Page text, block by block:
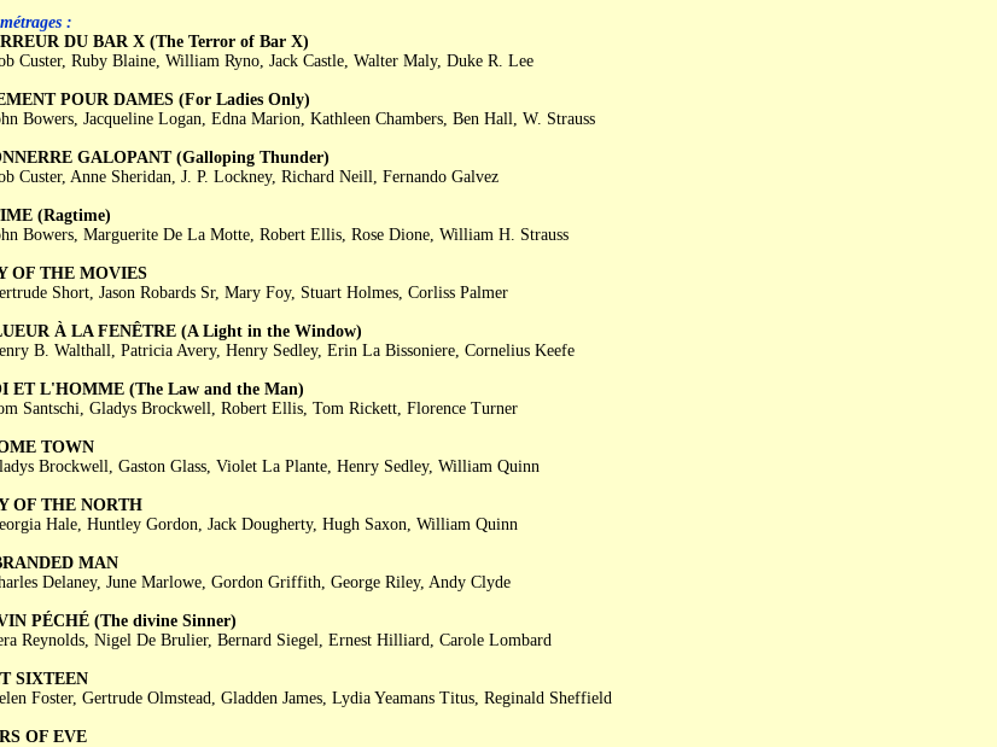
:
DU BAR X (The Terror of Bar X)
Custer, Ruby Blaine, William Ryno, Jack Castle, Walter Maly, Duke R. Lee
POUR DAMES (For Ladies Only)
Bowers, Jacqueline Logan, Edna Marion, Kathleen Chambers, Ben Hall, W. Strauss
GALOPANT (Galloping Thunder)
Custer, Anne Sheridan, J. P. Lockney, Richard Neill, Fernando Galvez
(Ragtime)
Bowers, Marguerite De La Motte, Robert Ellis, Rose Dione, William H. Strauss
OF THE MOVIES
Short, Jason Robards Sr, Mary Foy, Stuart Holmes, Corliss Palmer
À LA FENÊTRE (A Light in the Window)
B. Walthall, Patricia Avery, Henry Sedley, Erin La Bissoniere, Cornelius Keefe
ET L'HOMME (The Law and the Man)
Santschi, Gladys Brockwell, Robert Ellis, Tom Rickett, Florence Turner
TOWN
Brockwell, Gaston Glass, Violet La Plante, Henry Sedley, William Quinn
OF THE NORTH
Hale, Huntley Gordon, Jack Dougherty, Hugh Saxon, William Quinn
MAN
Delaney, June Marlowe, Gordon Griffith, George Riley, Andy Clyde
PÉCHÉ (The divine Sinner)
Reynolds, Nigel De Brulier, Bernard Siegel, Ernest Hilliard, Carole Lombard
SIXTEEN
Foster, Gertrude Olmstead, Gladden James, Lydia Yeamans Titus, Reginald Sheffield
OF EVE